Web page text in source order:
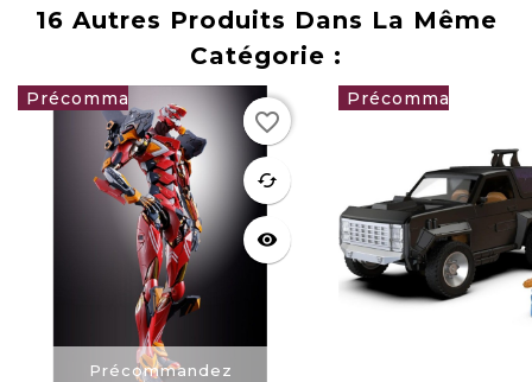
16 Autres Produits Dans La Même
Catégorie :
269,00 €
Précommandez
favorite
cached
visibility
favorite_border